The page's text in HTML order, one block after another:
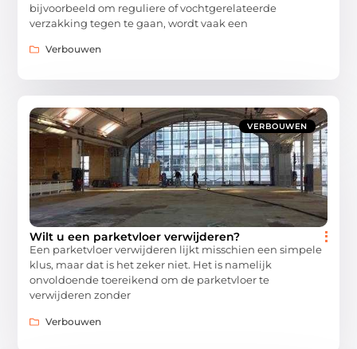
bijvoorbeeld om reguliere of vochtgerelateerde
verzakking tegen te gaan, wordt vaak een
Verbouwen
VERBOUWEN
Wilt u een parketvloer verwijderen?
Een parketvloer verwijderen lijkt misschien een simpele
klus, maar dat is het zeker niet. Het is namelijk
onvoldoende toereikend om de parketvloer te
verwijderen zonder
Verbouwen